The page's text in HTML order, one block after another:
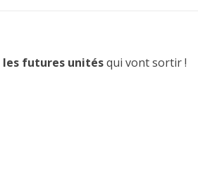
les futures unitésqui vont sortir !